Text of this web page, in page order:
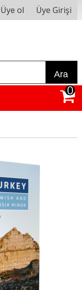
Üye ol Üye Girişi
Ara
0